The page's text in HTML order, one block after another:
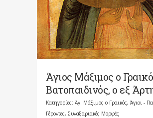
Άγιος Μάξιμος ο
Βατοπαιδινός, ο εξ
Κατηγορίες: Άγ. Μάξιμος ο Γραικός, Άγιοι -
Γέροντες, Συναξαριακές Μορφές